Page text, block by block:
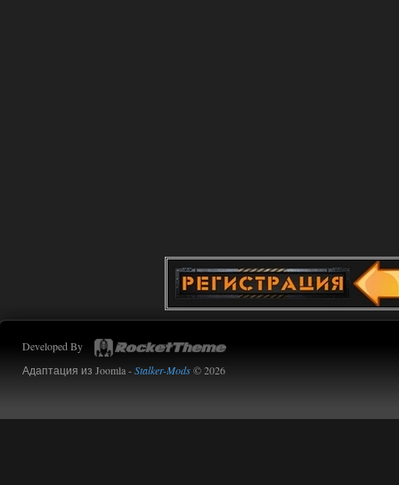
Ответить ➤
Engine
вижу только обоссаный
Developed By
Адаптация из Joomla -Stalker-Mods© 2026